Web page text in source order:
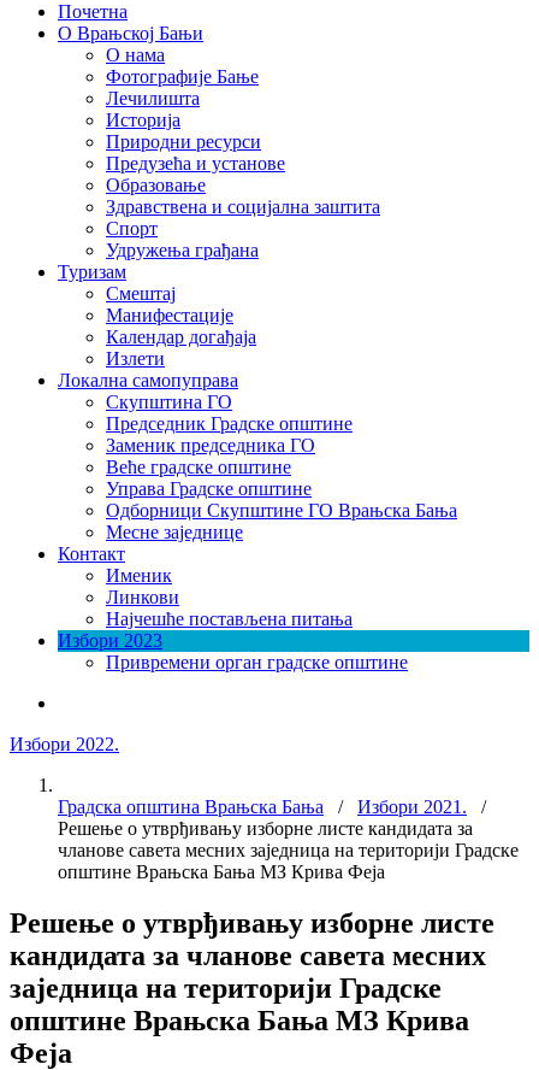
Почетна
О Врањској Бањи
О нама
Фотографије Бање
Лечилишта
Историја
Природни ресурси
Предузећа и установе
Образовање
Здравствена и социјална заштита
Спорт
Удружења грађана
Туризам
Смештај
Манифестације
Календар догађаја
Излети
Локална самопуправа
Скупштина ГО
Председник Градске општине
Заменик председника ГО
Веће градске општине
Управа Градске општине
Одборници Скупштине ГО Врањска Бања
Месне заједнице
Контакт
Именик
Линкови
Најчешће постављена питања
Избори 2023
Привремени орган градске општине
Избори 2022.
Градска општина Врањска Бања / Избори 2021. /
Решење о утврђивању изборне листе кандидата за
чланове савета месних заједница на територији Градске
општине Врањска Бања МЗ Крива Феја
Решење о утврђивању изборне листе
кандидата за чланове савета месних
заједница на територији Градске
општине Врањска Бања МЗ Крива
Феја